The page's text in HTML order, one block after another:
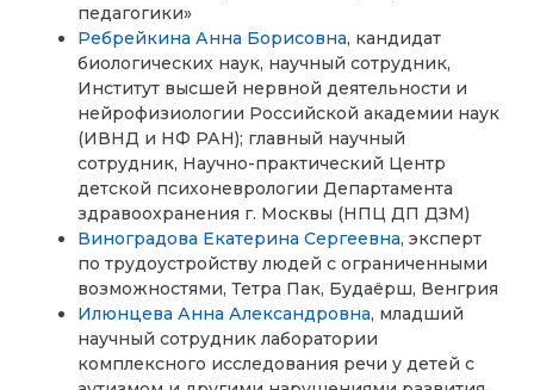
педагогики»
Ребрейкина Анна Борисовна, кандидат
биологических наук, научный сотрудник,
Институт высшей нервной деятельности и
нейрофизиологии Российской академии наук
(ИВНД и НФ РАН); главный научный
сотрудник, Научно-практический Центр
детской психоневрологии Департамента
здравоохранения г. Москвы (НПЦ ДП ДЗМ)
Виноградова Екатерина Сергеевна, эксперт
по трудоустройству людей с ограниченными
возможностями, Тетра Пак, Будаёрш, Венгрия
Илюнцева Анна Александровна, младший
научный сотрудник лаборатории
комплексного исследования речи у детей с